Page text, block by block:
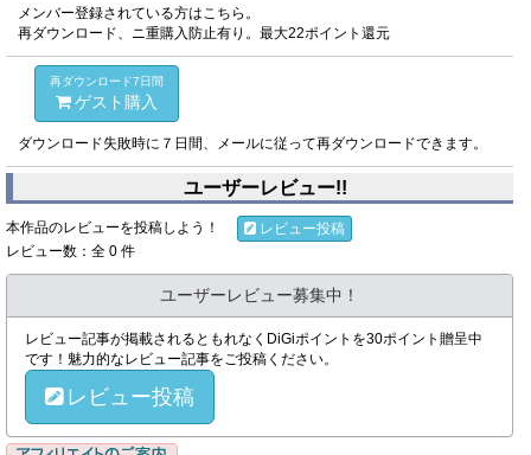
メンバー登録されている方はこちら。
再ダウンロード、ニ重購入防止有り。最大22ポイント還元
再ダウンロード7日間
ゲスト購入
ダウンロード失敗時に７日間、メールに従って再ダウンロードできます。
ユーザーレビュー!!
本作品のレビューを投稿しよう！
レビュー投稿
レビュー数：全 0 件
ユーザーレビュー募集中！
レビュー記事が掲載されるともれなくDiGiポイントを30ポイント贈呈中
です！魅力的なレビュー記事をご投稿ください。
レビュー投稿